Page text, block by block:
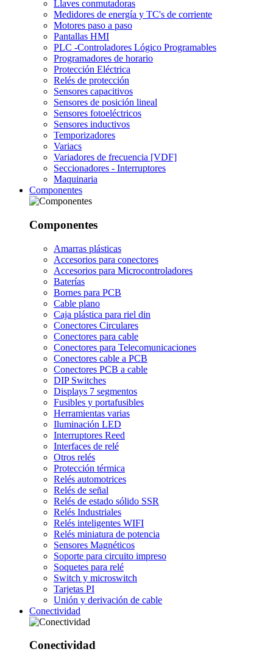
Llaves conmutadoras
Medidores de energía y TC's de corriente
Motores paso a paso
Pantallas HMI
PLC -Controladores Lógico Programables
Programadores de horario
Protección Eléctrica
Relés de protección
Sensores capacitivos
Sensores de posición lineal
Sensores fotoeléctricos
Sensores inductivos
Temporizadores
Variacs
Variadores de frecuencia [VDF]
Seccionadores - Interruptores
Maquinaria
Componentes
Componentes
Amarras plásticas
Accesorios para conectores
Accesorios para Microcontroladores
Baterías
Bornes para PCB
Cable plano
Caja plástica para riel din
Conectores Circulares
Conectores para cable
Conectores para Telecomunicaciones
Conectores cable a PCB
Conectores PCB a cable
DIP Switches
Displays 7 segmentos
Fusibles y portafusibles
Herramientas varias
Iluminación LED
Interruptores Reed
Interfaces de relé
Otros relés
Protección térmica
Relés automotrices
Relés de señal
Relés de estado sólido SSR
Relés Industriales
Relés inteligentes WIFI
Relés miniatura de potencia
Sensores Magnéticos
Soporte para circuito impreso
Soquetes para relé
Switch y microswitch
Tarjetas PI
Unión y derivación de cable
Conectividad
Conectividad